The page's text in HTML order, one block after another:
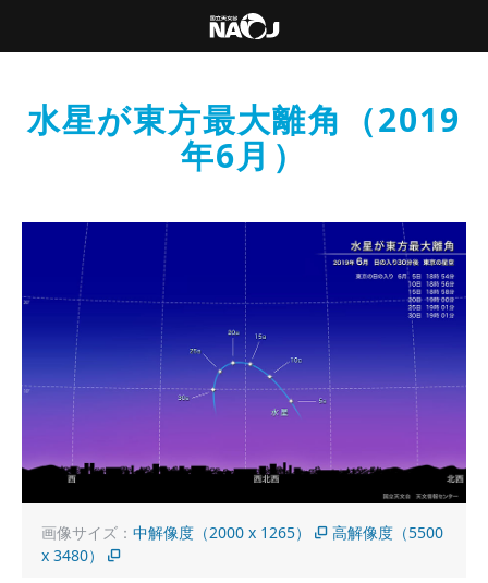
水星が東方最大離角（2019
年6月）
画像サイズ： 中解像度（2000 x 1265）
高解像度（5500
x 3480）